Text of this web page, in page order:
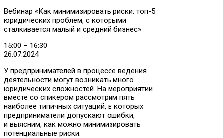
Вебинар «Как минимизировать риски: топ-5
юридических проблем, с которыми
сталкивается малый и средний бизнес»
15:00 – 16:30
26.07.2024
У предпринимателей в процессе ведения
деятельности могут возникать много
юридических сложностей. На мероприятии
вместе со спикером рассмотрим пять
наиболее типичных ситуаций, в которых
предприниматели допускают ошибки,
и выясним, как можно минимизировать
потенциальные риски.